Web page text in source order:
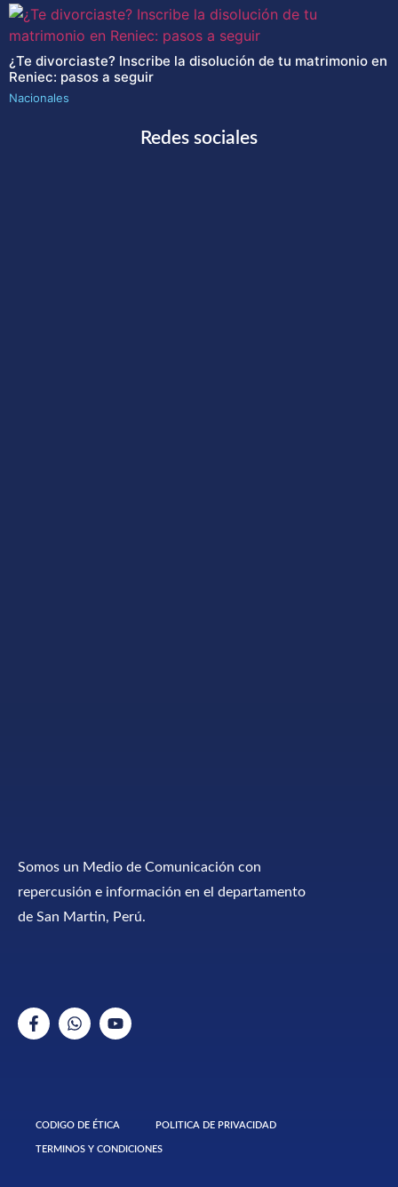
¿Te divorciaste? Inscribe la disolución de tu matrimonio en
Reniec: pasos a seguir
Nacionales
Redes sociales
Somos un Medio de Comunicación con
repercusión e información en el departamento
de San Martin, Perú.
CODIGO DE ÉTICA POLITICA DE PRIVACIDAD
TERMINOS Y CONDICIONES